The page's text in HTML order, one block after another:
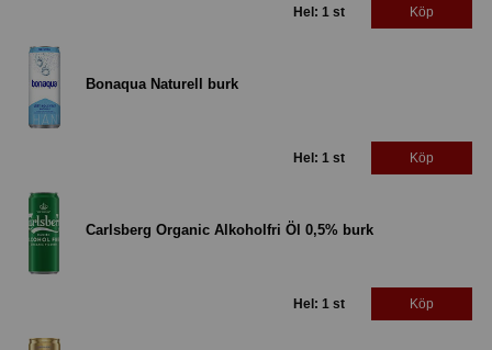
Hel: 1 st Köp
Bonaqua Naturell burk
Hel: 1 st Köp
Carlsberg Organic Alkoholfri Öl 0,5% burk
Hel: 1 st Köp